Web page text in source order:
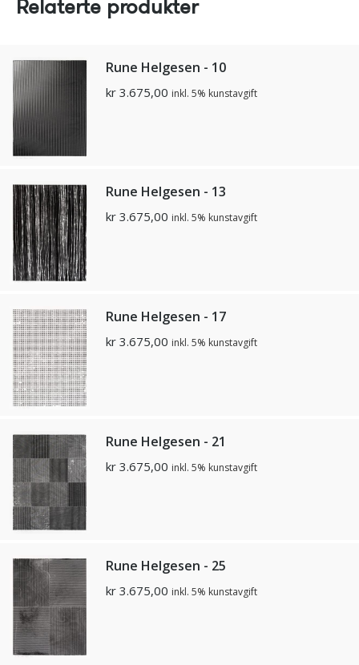
Relaterte produkter
Rune Helgesen - 10
kr 3.675,00 inkl. 5% kunstavgift
Rune Helgesen - 13
kr 3.675,00 inkl. 5% kunstavgift
Rune Helgesen - 17
kr 3.675,00 inkl. 5% kunstavgift
Rune Helgesen - 21
kr 3.675,00 inkl. 5% kunstavgift
Rune Helgesen - 25
kr 3.675,00 inkl. 5% kunstavgift